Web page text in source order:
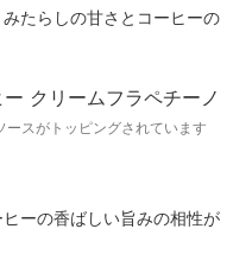
たらしの甘さとコーヒーの
スがトッピングされています
ーの香ばしい旨みの相性が